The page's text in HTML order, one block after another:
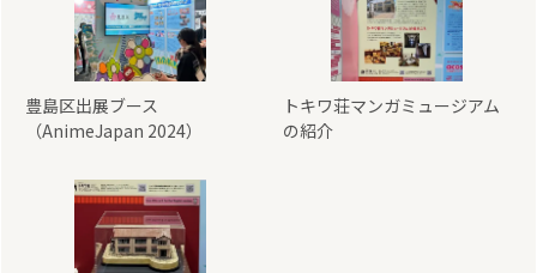
豊島区出展ブース
（AnimeJapan 2024）
トキワ荘マンガミュージアム
の紹介